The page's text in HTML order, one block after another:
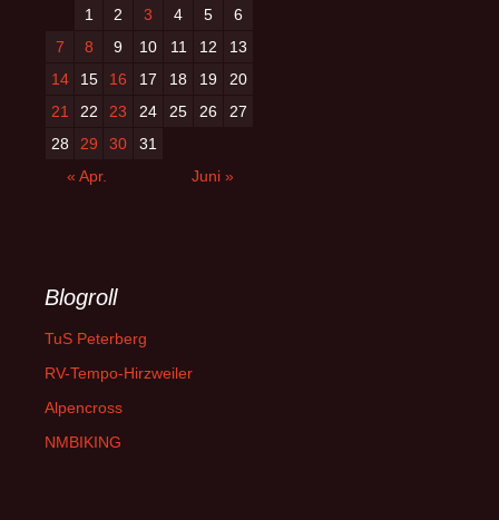
1 2 3 4 5
6
7
8 9 10 11 12
13
14
15 16 17 18 19
20
21
22 23 24 25 26
27
28
29 30
31
« Apr.
Juni »
Blogroll
TuS Peterberg
RV-Tempo-Hirzweiler
Alpencross
NMBIKING